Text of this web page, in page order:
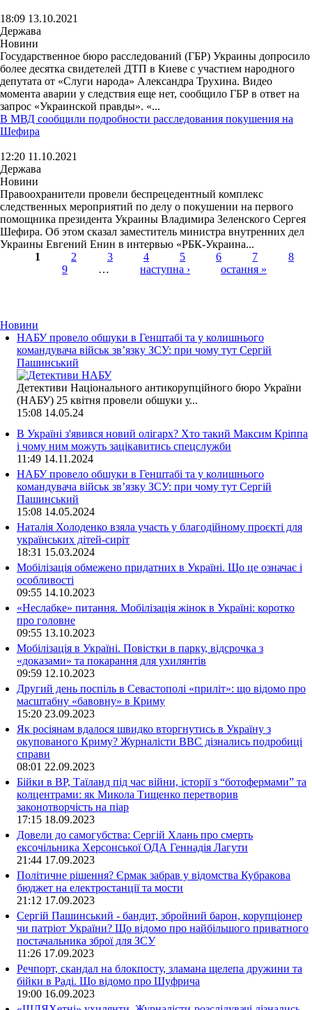
18:09 13.10.2021
Держава
Новини
Государственное бюро расследований (ГБР) Украины допросило
более десятка свидетелей ДТП в Киеве с участием народного
депутата от «Слуги народа» Александра Трухина. Видео
момента аварии у следствия еще нет, сообщило ГБР в ответ на
запрос «Украинской правды». «...
В МВД сообщили подробности расследования покушения на
Шефира
12:20 11.10.2021
Держава
Новини
Правоохранители провели беспрецедентный комплекс
следственных мероприятий по делу о покушении на первого
помощника президента Украины Владимира Зеленского Сергея
Шефира. Об этом сказал заместитель министра внутренних дел
Украины Евгений Енин в интервью «РБК-Украина...
Страницы
1 2 3 4 5 6 7
8
9
… наступна › остання »
Новини
НАБУ провело обшуки в Генштабі та у колишнього
командувача військ зв’язку ЗСУ: при чому тут Сергій
Пашинський
Детективи Національного антикорупційного бюро України
(НАБУ) 25 квітня провели обшуки у...
15:08 14.05.24
В Україні з'явився новий олігарх? Хто такий Максим Кріппа
і чому ним можуть зацікавитись спецслужби
11:49 14.11.2024
НАБУ провело обшуки в Генштабі та у колишнього
командувача військ зв’язку ЗСУ: при чому тут Сергій
Пашинський
15:08 14.05.2024
Наталія Холоденко взяла участь у благодійному проєкті для
українських дітей-сиріт
18:31 15.03.2024
Мобілізація обмежено придатних в Україні. Що це означає і
особливості
09:55 14.10.2023
«Неслабке» питання. Мобілізація жінок в Україні: коротко
про головне
09:55 13.10.2023
Мобілізація в Україні. Повістки в парку, відсрочка з
«доказами» та покарання для ухилянтів
09:59 12.10.2023
Другий день поспіль в Севастополі «приліт»: що відомо про
масштабну «бавовну» в Криму
15:20 23.09.2023
Як росіянам вдалося швидко вторгнутись в Україну з
окупованого Криму? Журналісти ВВС дізнались подробиці
справи
08:01 22.09.2023
Бійки в ВР, Таїланд під час війни, історії з “ботофермами” та
колцентрами: як Микола Тищенко перетворив
законотворчість на піар
17:15 18.09.2023
Довели до самогубства: Сергій Хлань про смерть
ексочільника Херсонської ОДА Геннадія Лагути
21:44 17.09.2023
Політичне рішення? Єрмак забрав у відомства Кубракова
бюджет на електростанції та мости
21:12 17.09.2023
Сергій Пашинський - бандит, збройний барон, корупціонер
чи патріот України? Що відомо про найбільшого приватного
постачальника зброї для ЗСУ
11:26 17.09.2023
Речпорт, скандал на блокпосту, зламана щелепа дружини та
бійки в Раді. Що відомо про Шуфрича
19:00 16.09.2023